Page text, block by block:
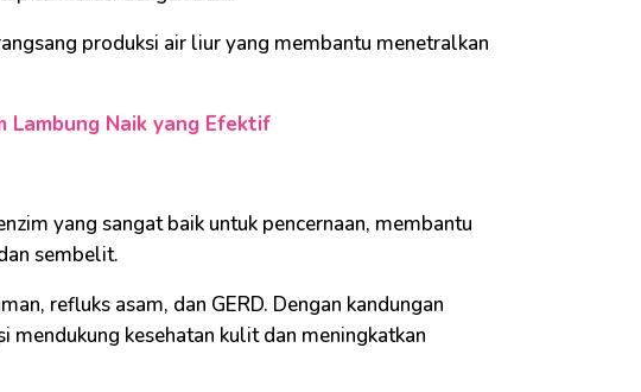
produksi air liur yang membantu menetralkan
Lambung Naik yang Efektif
yang sangat baik untuk pencernaan, membantu
sembelit.
refluks asam, dan GERD. Dengan kandungan
mendukung kesehatan kulit dan meningkatkan